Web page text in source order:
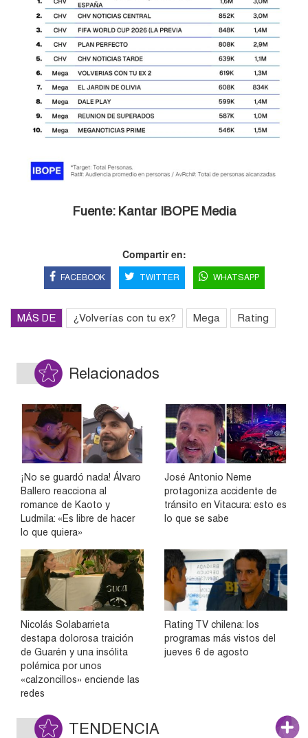
Fuente: Kantar IBOPE Media
Compartir en:
FACEBOOK TWITTER WHATSAPP
MÁS DE ¿Volverías con tu ex? Mega Rating
Relacionados
¡No se guardó nada! Álvaro
Ballero reacciona al
romance de Kaoto y
Ludmila: «Es libre de hacer
lo que quiera»
José Antonio Neme
protagoniza accidente de
tránsito en Vitacura: esto es
lo que se sabe
Nicolás Solabarrieta
destapa dolorosa traición
de Guarén y una insólita
polémica por unos
«calzoncillos» enciende las
redes
Rating TV chilena: los
programas más vistos del
jueves 6 de agosto
TENDENCIA